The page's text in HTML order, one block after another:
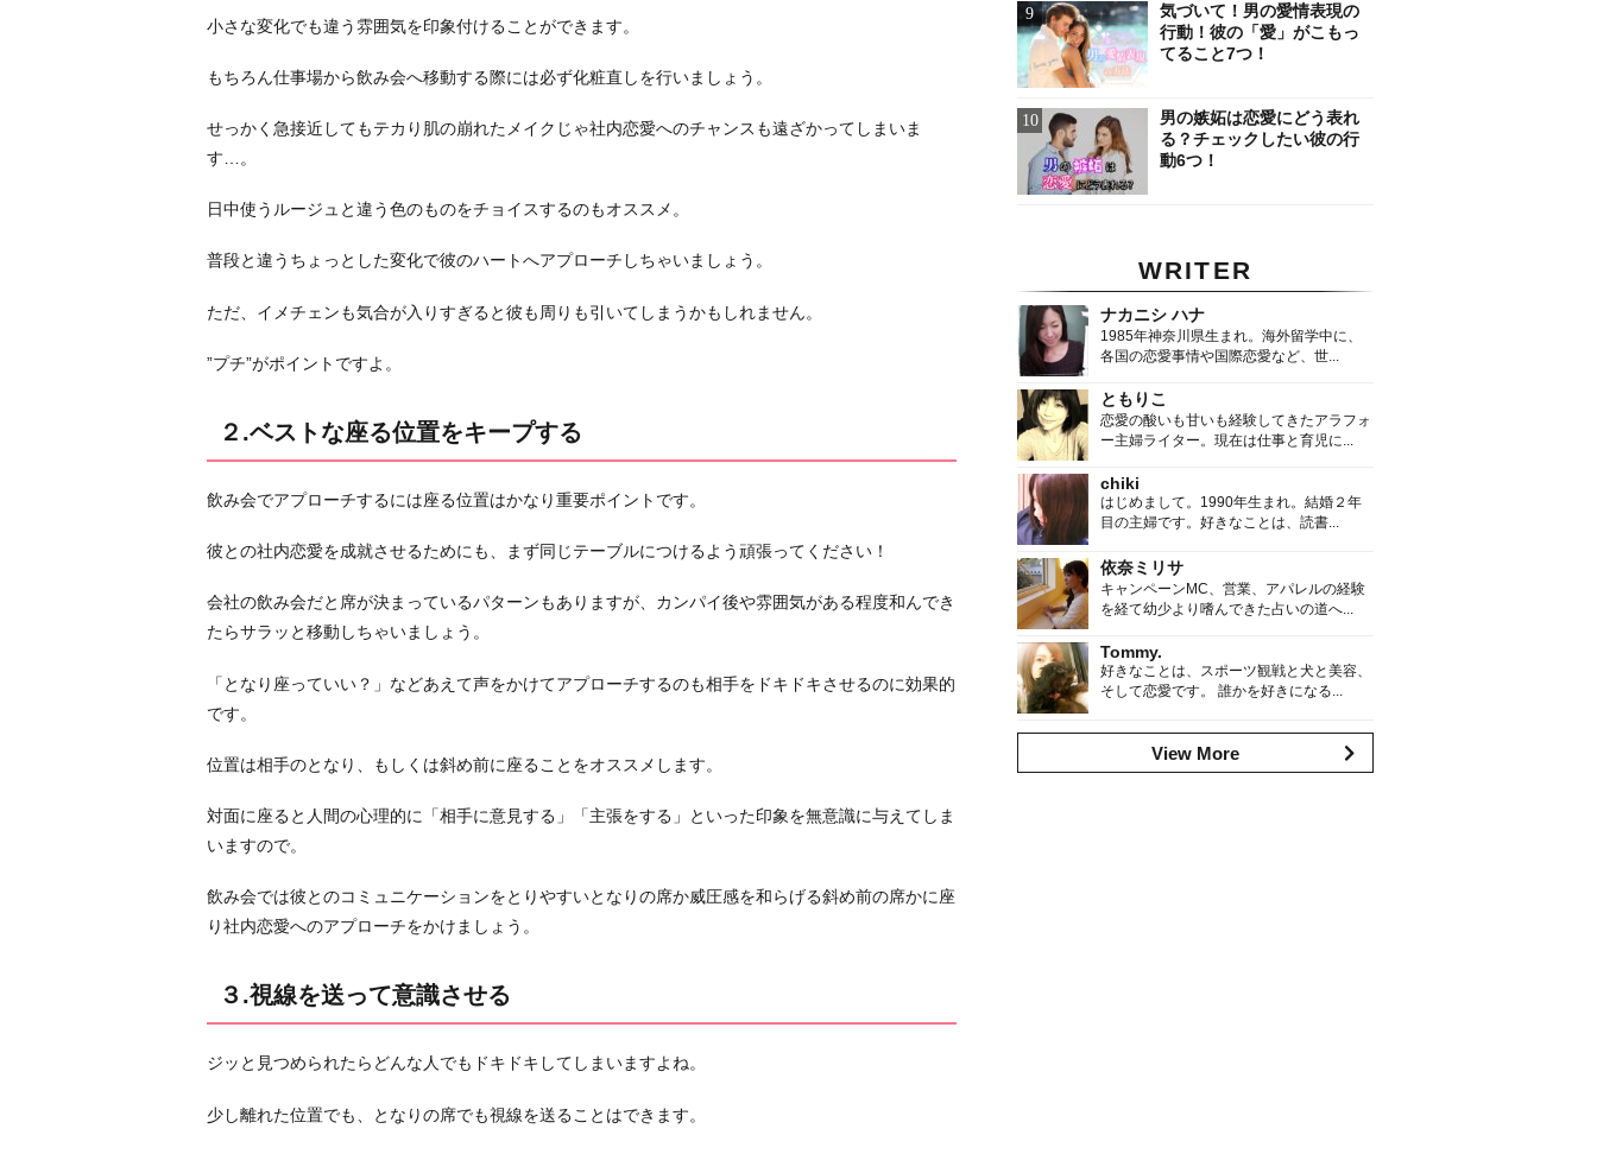
る
位
を
プ
３.
線
送
っ
識
せ
る
ン
ッ
プ
ド
キ
キ
さ
せ
５.
小さな変化でも違う雰囲気を印象付けることができます。
もちろん仕事場から飲み会へ移動する際には必ず化粧直しを行いましょう。
せっかく急接近してもテカり肌の崩れたメイクじゃ社内恋愛へのチャンスも遠ざかってしまいま
す…。
日中使うルージュと違う色のものをチョイスするのもオススメ。
普段と違うちょっとした変化で彼のハートへアプローチしちゃいましょう。
ただ、イメチェンも気合が入りすぎると彼も周りも引いてしまうかもしれません。
”プチ”がポイントですよ。
２.ベストな座る位置をキープする
飲み会でアプローチするには座る位置はかなり重要ポイントです。
彼との社内恋愛を成就させるためにも、まず同じテーブルにつけるよう頑張ってください！
会社の飲み会だと席が決まっているパターンもありますが、カンパイ後や雰囲気がある程度和んでき
たらサラッと移動しちゃいましょう。
「となり座っていい？」などあえて声をかけてアプローチするのも相手をドキドキさせるのに効果的
です。
位置は相手のとなり、もしくは斜め前に座ることをオススメします。
対面に座ると人間の心理的に「相手に意見する」「主張をする」といった印象を無意識に与えてしま
いますので。
飲み会では彼とのコミュニケーションをとりやすいとなりの席か威圧感を和らげる斜め前の席かに座
り社内恋愛へのアプローチをかけましょう。
３.視線を送って意識させる
ジッと見つめられたらどんな人でもドキドキしてしまいますよね。
少し離れた位置でも、となりの席でも視線を送ることはできます。
気づいて！男の愛情表現の
行動！彼の「愛」がこもっ
てること7つ！
男の嫉妬は恋愛にどう表れ
る？チェックしたい彼の行
動6つ！
WRITER
ナカニシ ハナ
1985年神奈川県生まれ。海外留学中に、
各国の恋愛事情や国際恋愛など、世...
ともりこ
恋愛の酸いも甘いも経験してきたアラフォ
ー主婦ライター。現在は仕事と育児に...
chiki
はじめまして。1990年生まれ。結婚２年
目の主婦です。好きなことは、読書...
依奈ミリサ
キャンペーンMC、営業、アパレルの経験
を経て幼少より嗜んできた占いの道へ...
Tommy.
好きなことは、スポーツ観戦と犬と美容、
そして恋愛です。 誰かを好きになる...
View More